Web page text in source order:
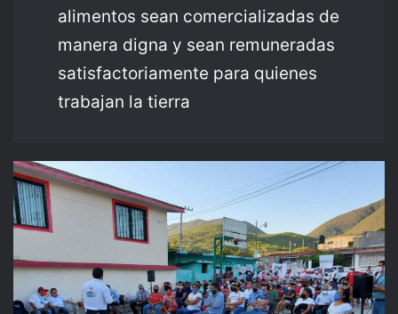
alimentos sean comercializadas de
manera digna y sean remuneradas
satisfactoriamente para quienes
trabajan la tierra